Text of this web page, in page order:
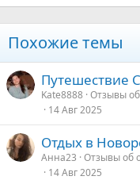
Похожие темы
Путешествие
Kate8888 Отзывы
14 Авг 2025
Отдых в
Анна23 Отзывы об
14 Авг 2025